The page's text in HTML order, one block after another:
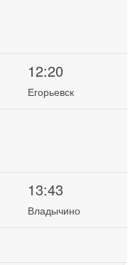
12:20
Егорьевск
13:43
Владычино